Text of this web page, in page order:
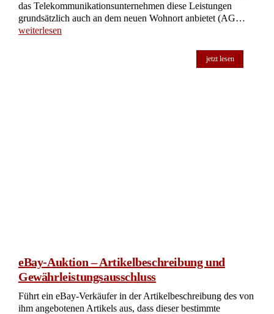
das Telekommunikationsunternehmen diese Leistungen
grundsätzlich auch an dem neuen Wohnort anbietet (AG…
weiterlesen
jetzt lesen
eBay-Auktion – Artikelbeschreibung und
Gewährleistungsausschluss
Führt ein eBay-Verkäufer in der Artikelbeschreibung des von
ihm angebotenen Artikels aus, dass dieser bestimmte